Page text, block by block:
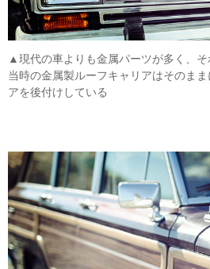
▲現代の車よりも金属パーツが多く、そ
当時の金属製ルーフキャリアはそのま
アを後付けしている